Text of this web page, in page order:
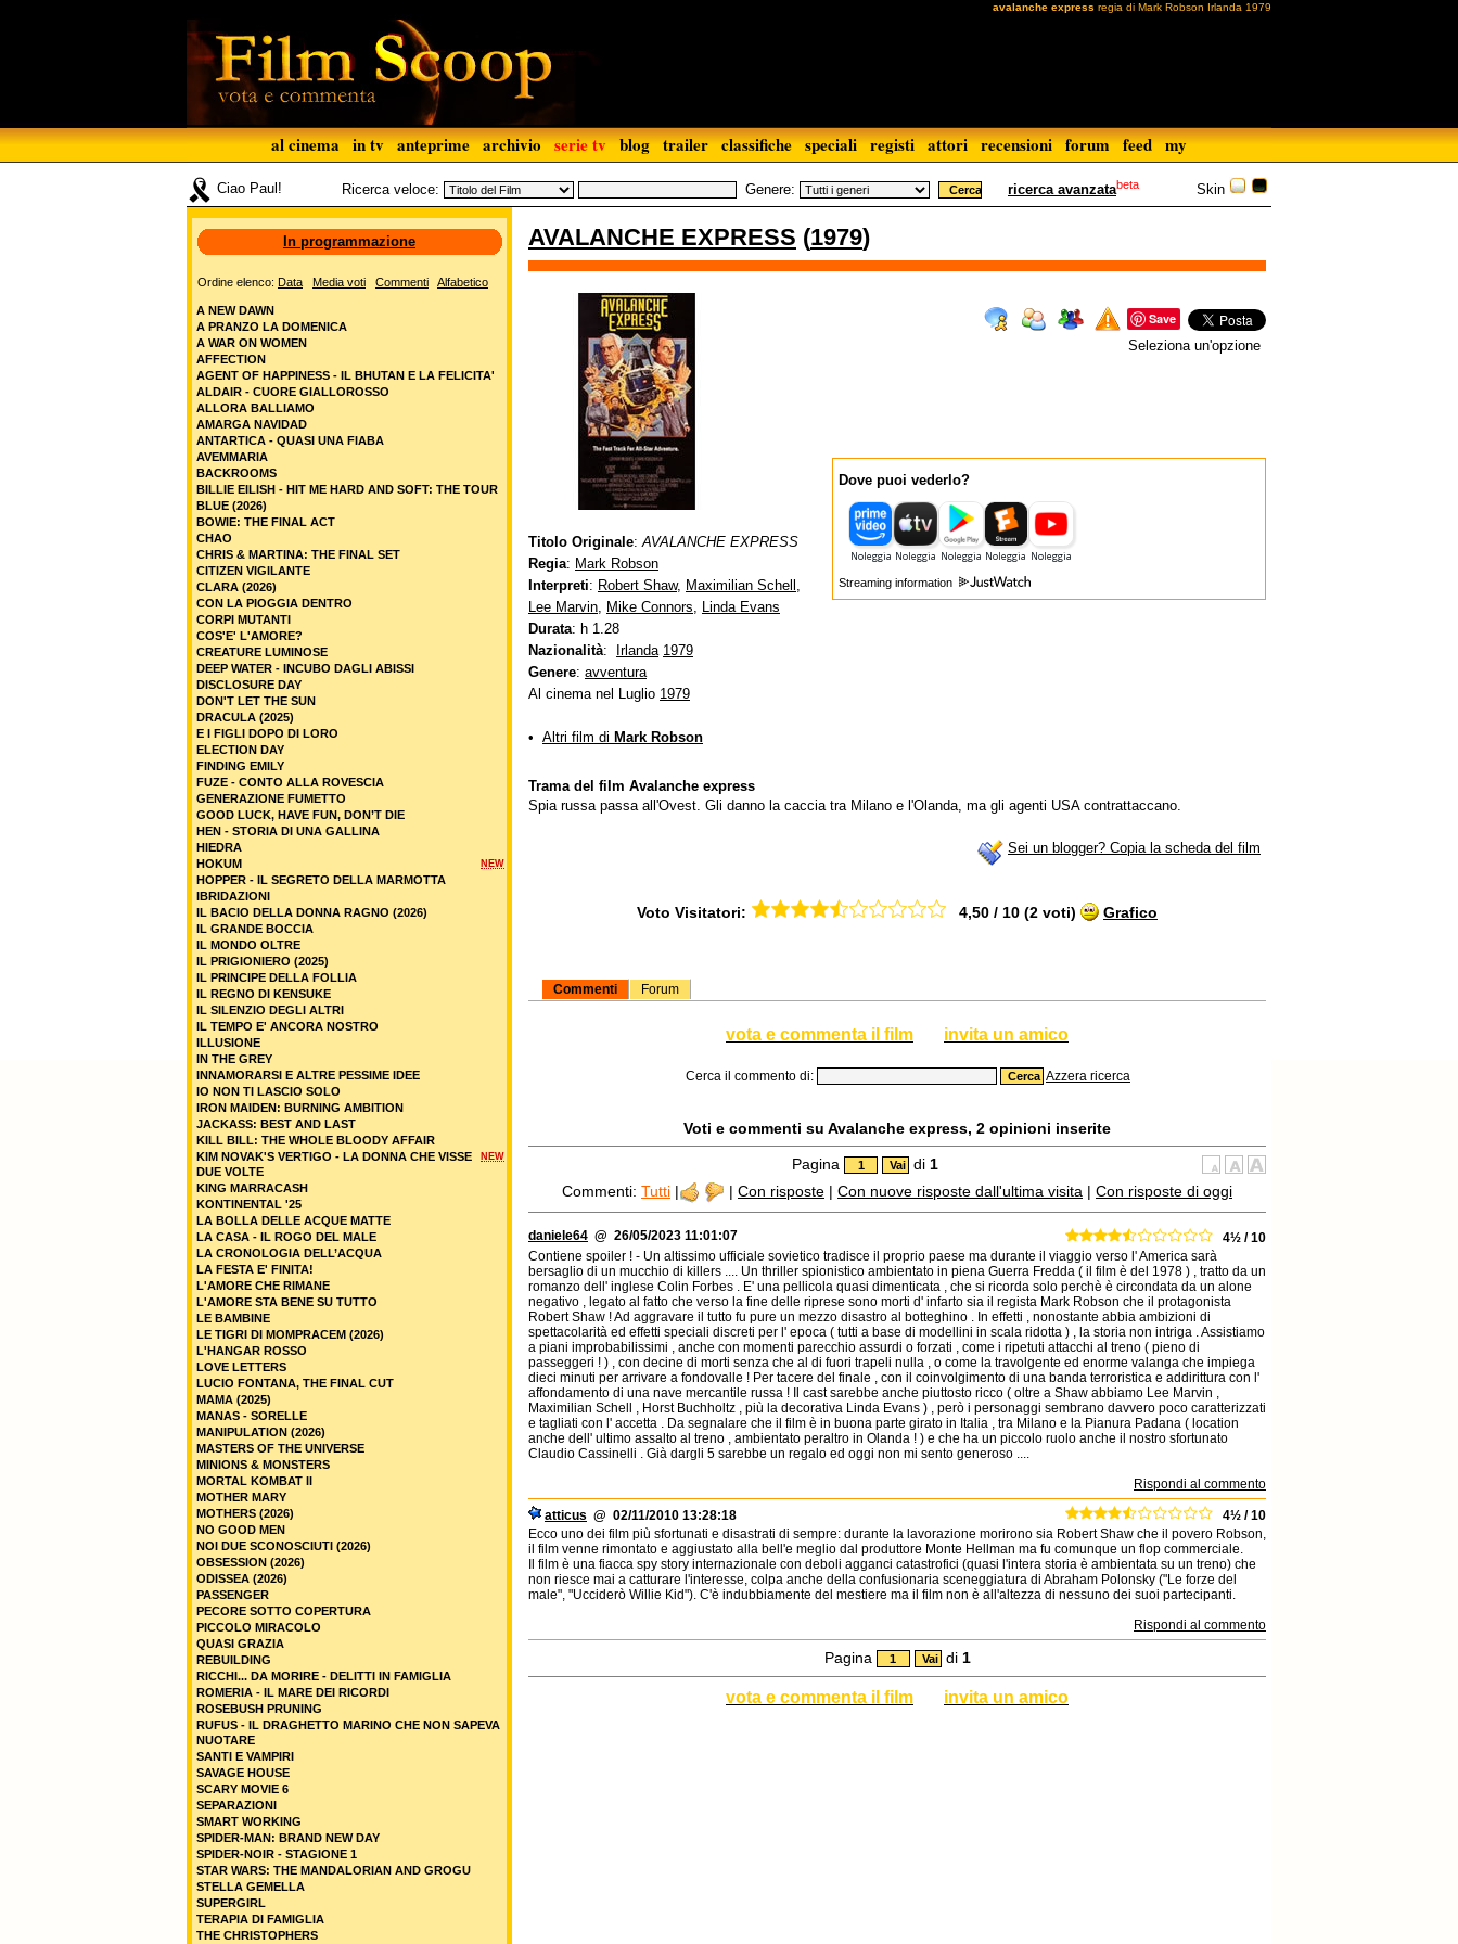
avalanche express regia di Mark Robson Irlanda 1979
al cinema in tv anteprime archivio serie tv blog trailer classifiche speciali registi attori recensioni forum feed my
Skin
Ciao Paul! Ricerca veloce: Genere: ricerca avanzatabeta
AVALANCHE EXPRESS (1979)
Save
Seleziona un'opzione
Dove puoi vederlo?
Streaming information
Titolo Originale:AVALANCHE EXPRESS
Regia: Mark Robson
Interpreti: Robert Shaw, Maximilian Schell ,
Lee Marvin, Mike Connors, Linda Evans
Durata: h 1.28
Nazionalità: Irlanda 1979
Genere: avventura
Al cinema nel Luglio 1979
• Altri film di Mark Robson
Trama del film Avalanche express
Spia russa passa all'Ovest. Gli danno la caccia tra Milano e l'Olanda, ma gli agenti USA contrattaccano.
Sei un blogger? Copia la scheda del film
Voto Visitatori: 4,50 / 10 (2 voti) Grafico
Commenti Forum
vota e commenta il film invita un amico
Cerca il commento di: Azzera ricerca
Voti e commenti su Avalanche express, 2 opinioni inserite
Pagina di 1
Commenti: Tutti | | Con risposte | Con nuove risposte dall'ultima visita | Con risposte di oggi
daniele64 @ 26/05/2023 11:01:07
4½ / 10
Contiene spoiler ! - Un altissimo ufficiale sovietico tradisce il proprio paese ma durante il viaggio verso l' America sarà
bersaglio di un mucchio di killers .... Un thriller spionistico ambientato in piena Guerra Fredda ( il film è del 1978 ) , tratto da un
romanzo dell' inglese Colin Forbes . E' una pellicola quasi dimenticata , che si ricorda solo perchè è circondata da un alone
negativo , legato al fatto che verso la fine delle riprese sono morti d' infarto sia il regista Mark Robson che il protagonista
Robert Shaw ! Ad aggravare il tutto fu pure un mezzo disastro al botteghino . In effetti , nonostante abbia ambizioni di
spettacolarità ed effetti speciali discreti per l' epoca ( tutti a base di modellini in scala ridotta ) , la storia non intriga . Assistiamo
a piani improbabilissimi , anche con momenti parecchio assurdi o forzati , come i ripetuti attacchi al treno ( pieno di
passeggeri ! ) , con decine di morti senza che al di fuori trapeli nulla , o come la travolgente ed enorme valanga che impiega
dieci minuti per arrivare a fondovalle ! Per tacere del finale , con il coinvolgimento di una banda terroristica e addirittura con l'
affondamento di una nave mercantile russa ! Il cast sarebbe anche piuttosto ricco ( oltre a Shaw abbiamo Lee Marvin ,
Maximilian Schell , Horst Buchholtz , più la decorativa Linda Evans ) , però i personaggi sembrano davvero poco caratterizzati
e tagliati con l' accetta . Da segnalare che il film è in buona parte girato in Italia , tra Milano e la Pianura Padana ( location
anche dell' ultimo assalto al treno , ambientato peraltro in Olanda ! ) e che ha un piccolo ruolo anche il nostro sfortunato
Claudio Cassinelli . Già dargli 5 sarebbe un regalo ed oggi non mi sento generoso ....
Rispondi al commento
atticus @ 02/11/2010 13:28:18
4½ / 10
Ecco uno dei film più sfortunati e disastrati di sempre: durante la lavorazione morirono sia Robert Shaw che il povero Robson,
il film venne rimontato e aggiustato alla bell'e meglio dal produttore Monte Hellman ma fu comunque un flop commerciale.
Il film è una fiacca spy story internazionale con deboli agganci catastrofici (quasi l'intera storia è ambientata su un treno) che
non riesce mai a catturare l'interesse, colpa anche della confusionaria sceneggiatura di Abraham Polonsky ("Le forze del
male", "Ucciderò Willie Kid"). C'è indubbiamente del mestiere ma il film non è all'altezza di nessuno dei suoi partecipanti.
Rispondi al commento
Pagina di 1
vota e commenta il film invita un amico
In programmazione
Ordine elenco: Data Media voti Commenti Alfabetico
A NEW DAWN
A PRANZO LA DOMENICA
A WAR ON WOMEN
AFFECTION
AGENT OF HAPPINESS - IL BHUTAN E LA FELICITA'
ALDAIR - CUORE GIALLOROSSO
ALLORA BALLIAMO
AMARGA NAVIDAD
ANTARTICA - QUASI UNA FIABA
AVEMMARIA
BACKROOMS
BILLIE EILISH - HIT ME HARD AND SOFT: THE TOUR
BLUE (2026)
BOWIE: THE FINAL ACT
CHAO
CHRIS & MARTINA: THE FINAL SET
CITIZEN VIGILANTE
CLARA (2026)
CON LA PIOGGIA DENTRO
CORPI MUTANTI
COS'E' L'AMORE?
CREATURE LUMINOSE
DEEP WATER - INCUBO DAGLI ABISSI
DISCLOSURE DAY
DON'T LET THE SUN
DRACULA (2025)
E I FIGLI DOPO DI LORO
ELECTION DAY
FINDING EMILY
FUZE - CONTO ALLA ROVESCIA
GENERAZIONE FUMETTO
GOOD LUCK, HAVE FUN, DON’T DIE
HEN - STORIA DI UNA GALLINA
HIEDRA
NEW
HOKUM
HOPPER - IL SEGRETO DELLA MARMOTTA
IBRIDAZIONI
IL BACIO DELLA DONNA RAGNO (2026)
IL GRANDE BOCCIA
IL MONDO OLTRE
IL PRIGIONIERO (2025)
IL PRINCIPE DELLA FOLLIA
IL REGNO DI KENSUKE
IL SILENZIO DEGLI ALTRI
IL TEMPO E' ANCORA NOSTRO
ILLUSIONE
IN THE GREY
INNAMORARSI E ALTRE PESSIME IDEE
IO NON TI LASCIO SOLO
IRON MAIDEN: BURNING AMBITION
JACKASS: BEST AND LAST
KILL BILL: THE WHOLE BLOODY AFFAIR
NEW
KIM NOVAK'S VERTIGO - LA DONNA CHE VISSE
DUE VOLTE
KING MARRACASH
KONTINENTAL '25
LA BOLLA DELLE ACQUE MATTE
LA CASA - IL ROGO DEL MALE
LA CRONOLOGIA DELL’ACQUA
LA FESTA E' FINITA!
L'AMORE CHE RIMANE
L'AMORE STA BENE SU TUTTO
LE BAMBINE
LE TIGRI DI MOMPRACEM (2026)
L'HANGAR ROSSO
LOVE LETTERS
LUCIO FONTANA, THE FINAL CUT
MAMA (2025)
MANAS - SORELLE
MANIPULATION (2026)
MASTERS OF THE UNIVERSE
MINIONS & MONSTERS
MORTAL KOMBAT II
MOTHER MARY
MOTHERS (2026)
NO GOOD MEN
NOI DUE SCONOSCIUTI (2026)
OBSESSION (2026)
ODISSEA (2026)
PASSENGER
PECORE SOTTO COPERTURA
PICCOLO MIRACOLO
QUASI GRAZIA
REBUILDING
RICCHI... DA MORIRE - DELITTI IN FAMIGLIA
ROMERIA - IL MARE DEI RICORDI
ROSEBUSH PRUNING
RUFUS - IL DRAGHETTO MARINO CHE NON SAPEVA
NUOTARE
SANTI E VAMPIRI
SAVAGE HOUSE
SCARY MOVIE 6
SEPARAZIONI
SMART WORKING
SPIDER-MAN: BRAND NEW DAY
SPIDER-NOIR - STAGIONE 1
STAR WARS: THE MANDALORIAN AND GROGU
STELLA GEMELLA
SUPERGIRL
TERAPIA DI FAMIGLIA
THE CHRISTOPHERS